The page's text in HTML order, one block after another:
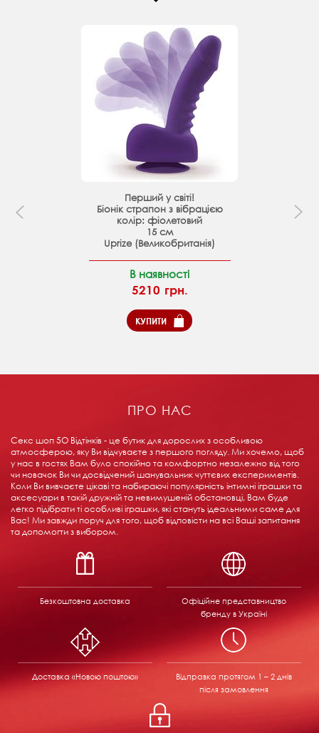
Перший у світі!
Біонік страпон з вібрацією
колір: фіолетовий
15 см
Uprize (Великобританія)
В наявності
5210 грн.
КУПИТИ
ПРО НАС
Секс шоп 5О Відтінків - це бутик для дорослих з особливою
атмосферою, яку Ви відчуваєте з першого погляду. Ми хочемо, щоб
у нас в гостях Вам було спокійно та комфортно незалежно від того
чи новачок Ви чи досвідчений шанувальник чуттєвих експериментів.
Коли Ви вивчаєте цікаві та набираючі популярність інтимні іграшки та
аксесуари в такій дружній та невимушеній обстановці, Вам буде
легко підібрати ті особливі іграшки, які стануть ідеальними саме для
Вас! Ми завжди поруч для того, щоб відповісти на всі Ваші запитання
та допомогти з вибором.
Безкоштовна доставка
Офіційне представництво
бренду в Україні
Доставка «Новою поштою» Відправка протягом 1 – 2 днів
після замовлення